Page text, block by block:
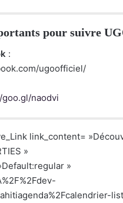
pour suivre
:
ugoofficiel/
naodvi
link_content=
»
»